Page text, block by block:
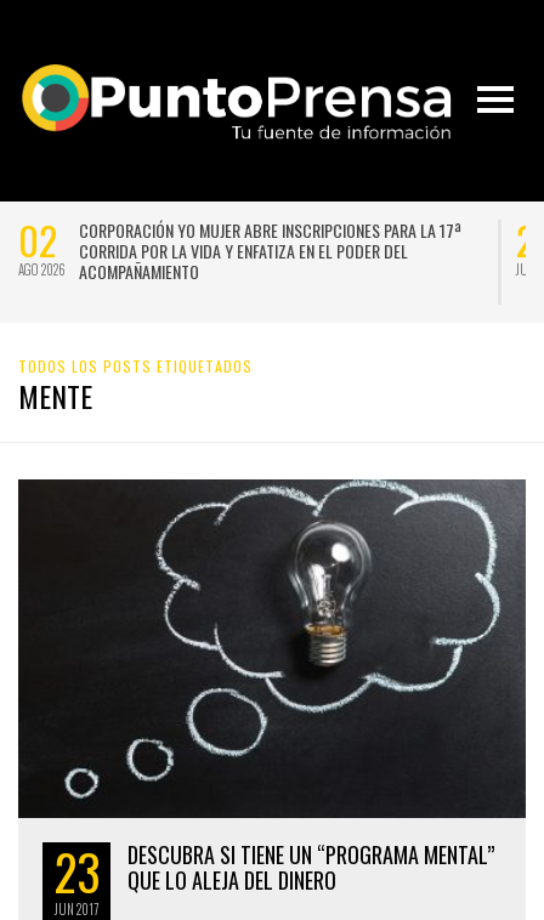
02
AGO 2026
CORPORACIÓN YO MUJER ABRE INSCRIPCIONES PARA LA 17ª
CORRIDA POR LA VIDA Y ENFATIZA EN EL PODER DEL
ACOMPAÑAMIENTO
JUL
TODOS LOS POSTS ETIQUETADOS
MENTE
23
JUN2017
DESCUBRA SI TIENE UN “PROGRAMA MENTAL”
QUE LO ALEJA DEL DINERO